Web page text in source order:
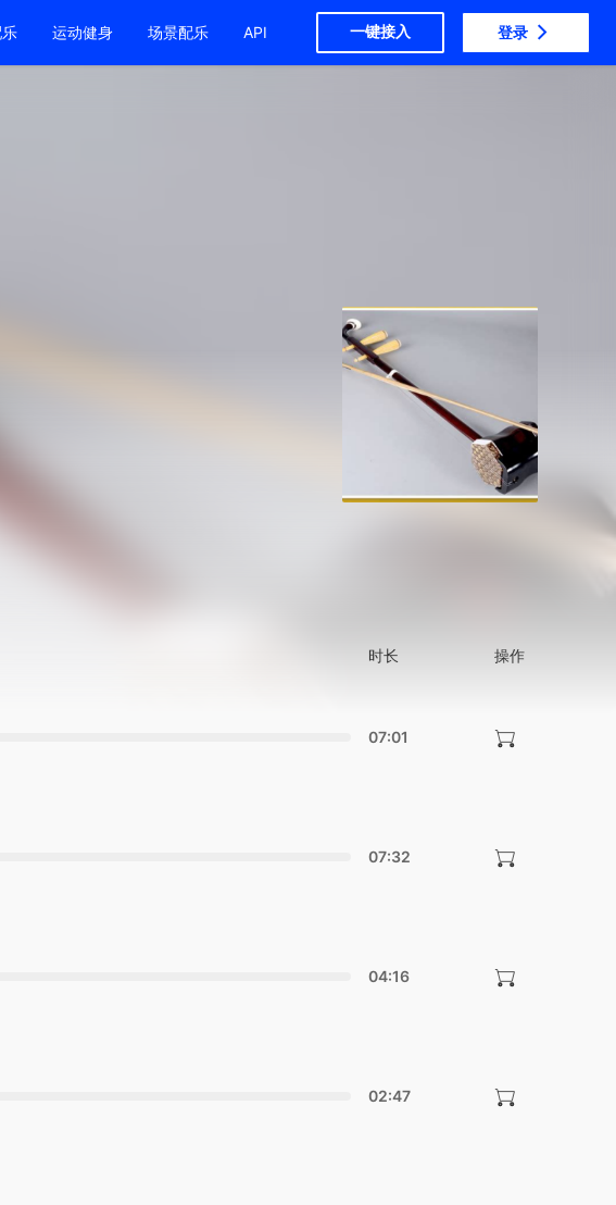
运动健身 场景配乐 API 一键接入 登录
时长 操作
07:01
07:32
04:16
02:47